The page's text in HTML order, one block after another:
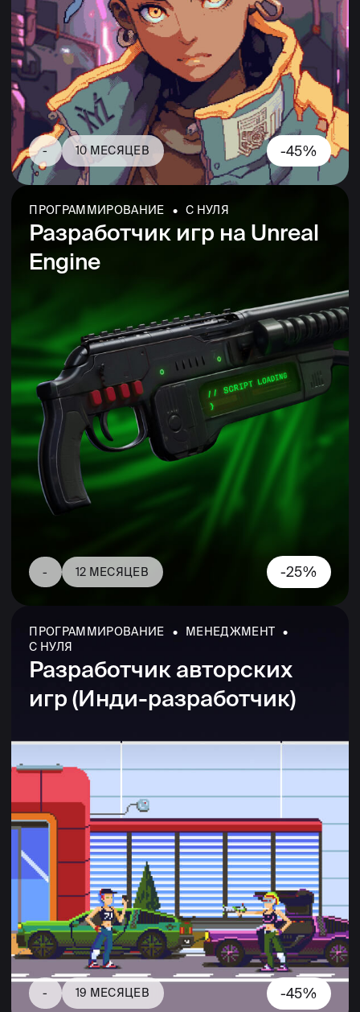
- 12 МЕСЯЦЕВ -25%
ПРОГРАММИРОВАНИЕ • МЕНЕДЖМЕНТ •
Разработчик авторских
игр (Инди-разработчик)
- 19 МЕСЯЦЕВ -45%
ПРОГРАММИРОВАНИЕ • С НУЛЯ
Тестирование мобильных
- 4,5 МЕСЯЦА -45%
Курсы
-30%
ПРОГРАММИРОВАНИЕ • С НУЛЯ
Разработка игр на языке